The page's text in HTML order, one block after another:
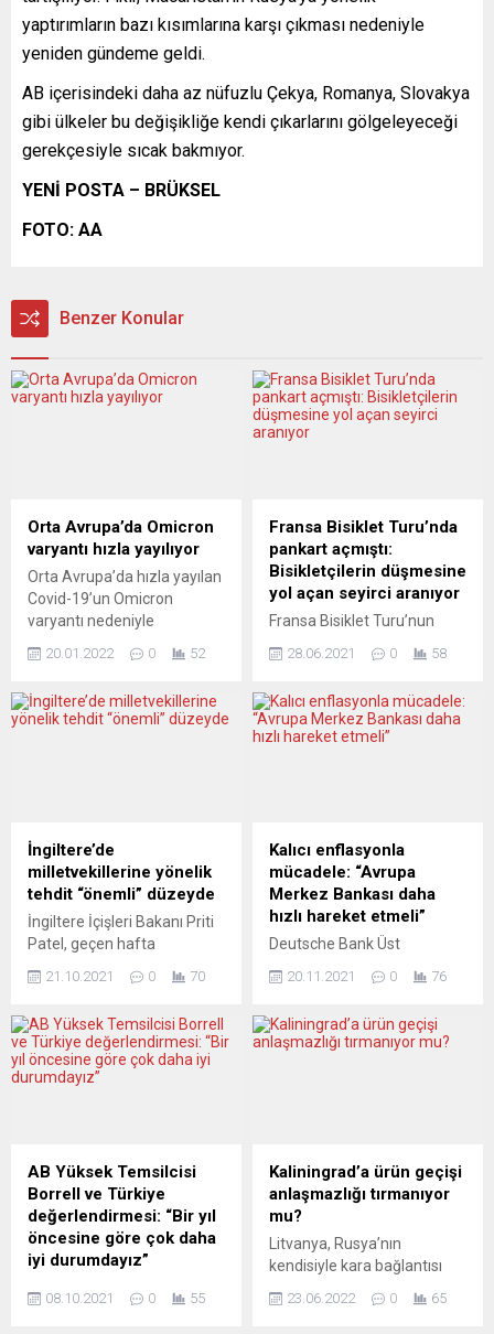
yaptırımların bazı kısımlarına karşı çıkması nedeniyle
yeniden gündeme geldi.
AB içerisindeki daha az nüfuzlu Çekya, Romanya, Slovakya
gibi ülkeler bu değişikliğe kendi çıkarlarını gölgeleyeceği
gerekçesiyle sıcak bakmıyor.
YENİ POSTA – BRÜKSEL
FOTO: AA
Benzer Konular
Orta Avrupa’da Omicron
varyantı hızla yayılıyor
Orta Avrupa’da hızla yayılan
Covid-19’un Omicron
varyantı nedeniyle
günlük en yüksek vaka
Slovakya’da kapalı alanlara
yönelik yeni önlemler hayata
görüldüğü Mart 2020’den
itibaren “en yüksek günlük
veri” kayıtlara geçti. Ülkede
20.01.2022 0 52
Fransa Bisiklet Turu’nda
pankart açmıştı:
Bisikletçilerin düşmesine
yol açan seyirci aranıyor
Fransa Bisiklet Turu’nun
pankart ile 50 bisikletçinin
kadın kayıplara karıştı. Tur
organizatöründen yapılan
açan seyirci kadının arandığı
belirtildi. Açıklamada, kadın
seyirci hakkında suç
duyurusunda bulunulduğu
düşürdüğünü gördükten...
28.06.2021 0 58
İngiltere’de
milletvekillerine yönelik
tehdit “önemli” düzeyde
İngiltere İçişleri Bakanı Priti
Patel, geçen hafta
öldürülmesinin ardından
karşıya kaldığı tehdidin artık
“önemli” düzeyde kabul
edildiğini bildirdi. Bakan
ilişkin parlamentoda yaptığı
konuşmada, milletvekillerine
yönelik tehditlerle ilgili
açıklamalarda bulundu.
İngiliz bakan, Müşterek
Terörizm Analiz Merkezince
(JTAC)...
21.10.2021 0 70
Kalıcı enflasyonla
mücadele: “Avrupa
Merkez Bankası daha
hızlı hareket etmeli”
Deutsche Bank Üst
Sewing, enflasyonun daha
devam edeceğini belirterek,
Avrupa Merkez Bankası’nın
Frankfurt’ta düzenlenen
bankacılık konferansında
yaptığı konuşmada, Avro
(Covid-19) salgınında
küresel ticarette arz-talep
dengesinin bozulması ve
20.11.2021 0 76
AB Yüksek Temsilcisi
Borrell ve Türkiye
değerlendirmesi: “Bir yıl
öncesine göre çok daha
iyi durumdayız”
İlişkiler ve Güvenlik
08.10.2021 0 55
Kaliningrad’a ürün geçişi
anlaşmazlığı tırmanıyor
mu?
Litvanya, Rusya’nın
kendisiyle kara bağlantısı
bölgesine ürün geçişine kısıt
23.06.2022 0 65